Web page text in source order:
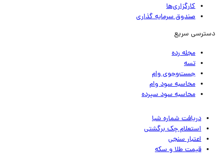
کارگزاری‌ها
صندوق سرمایه گذاری
سریع
مجله رده
تسه
جست‌وجوی وام
محاسبه سود وام
محاسبه سود سپرده
دریافت شماره شبا
استعلام چک برگشتی
اعتبار سنجی
قیمت طلا و سکه